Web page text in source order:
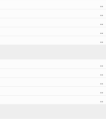
..
..
..
..
..
..
..
..
..
..